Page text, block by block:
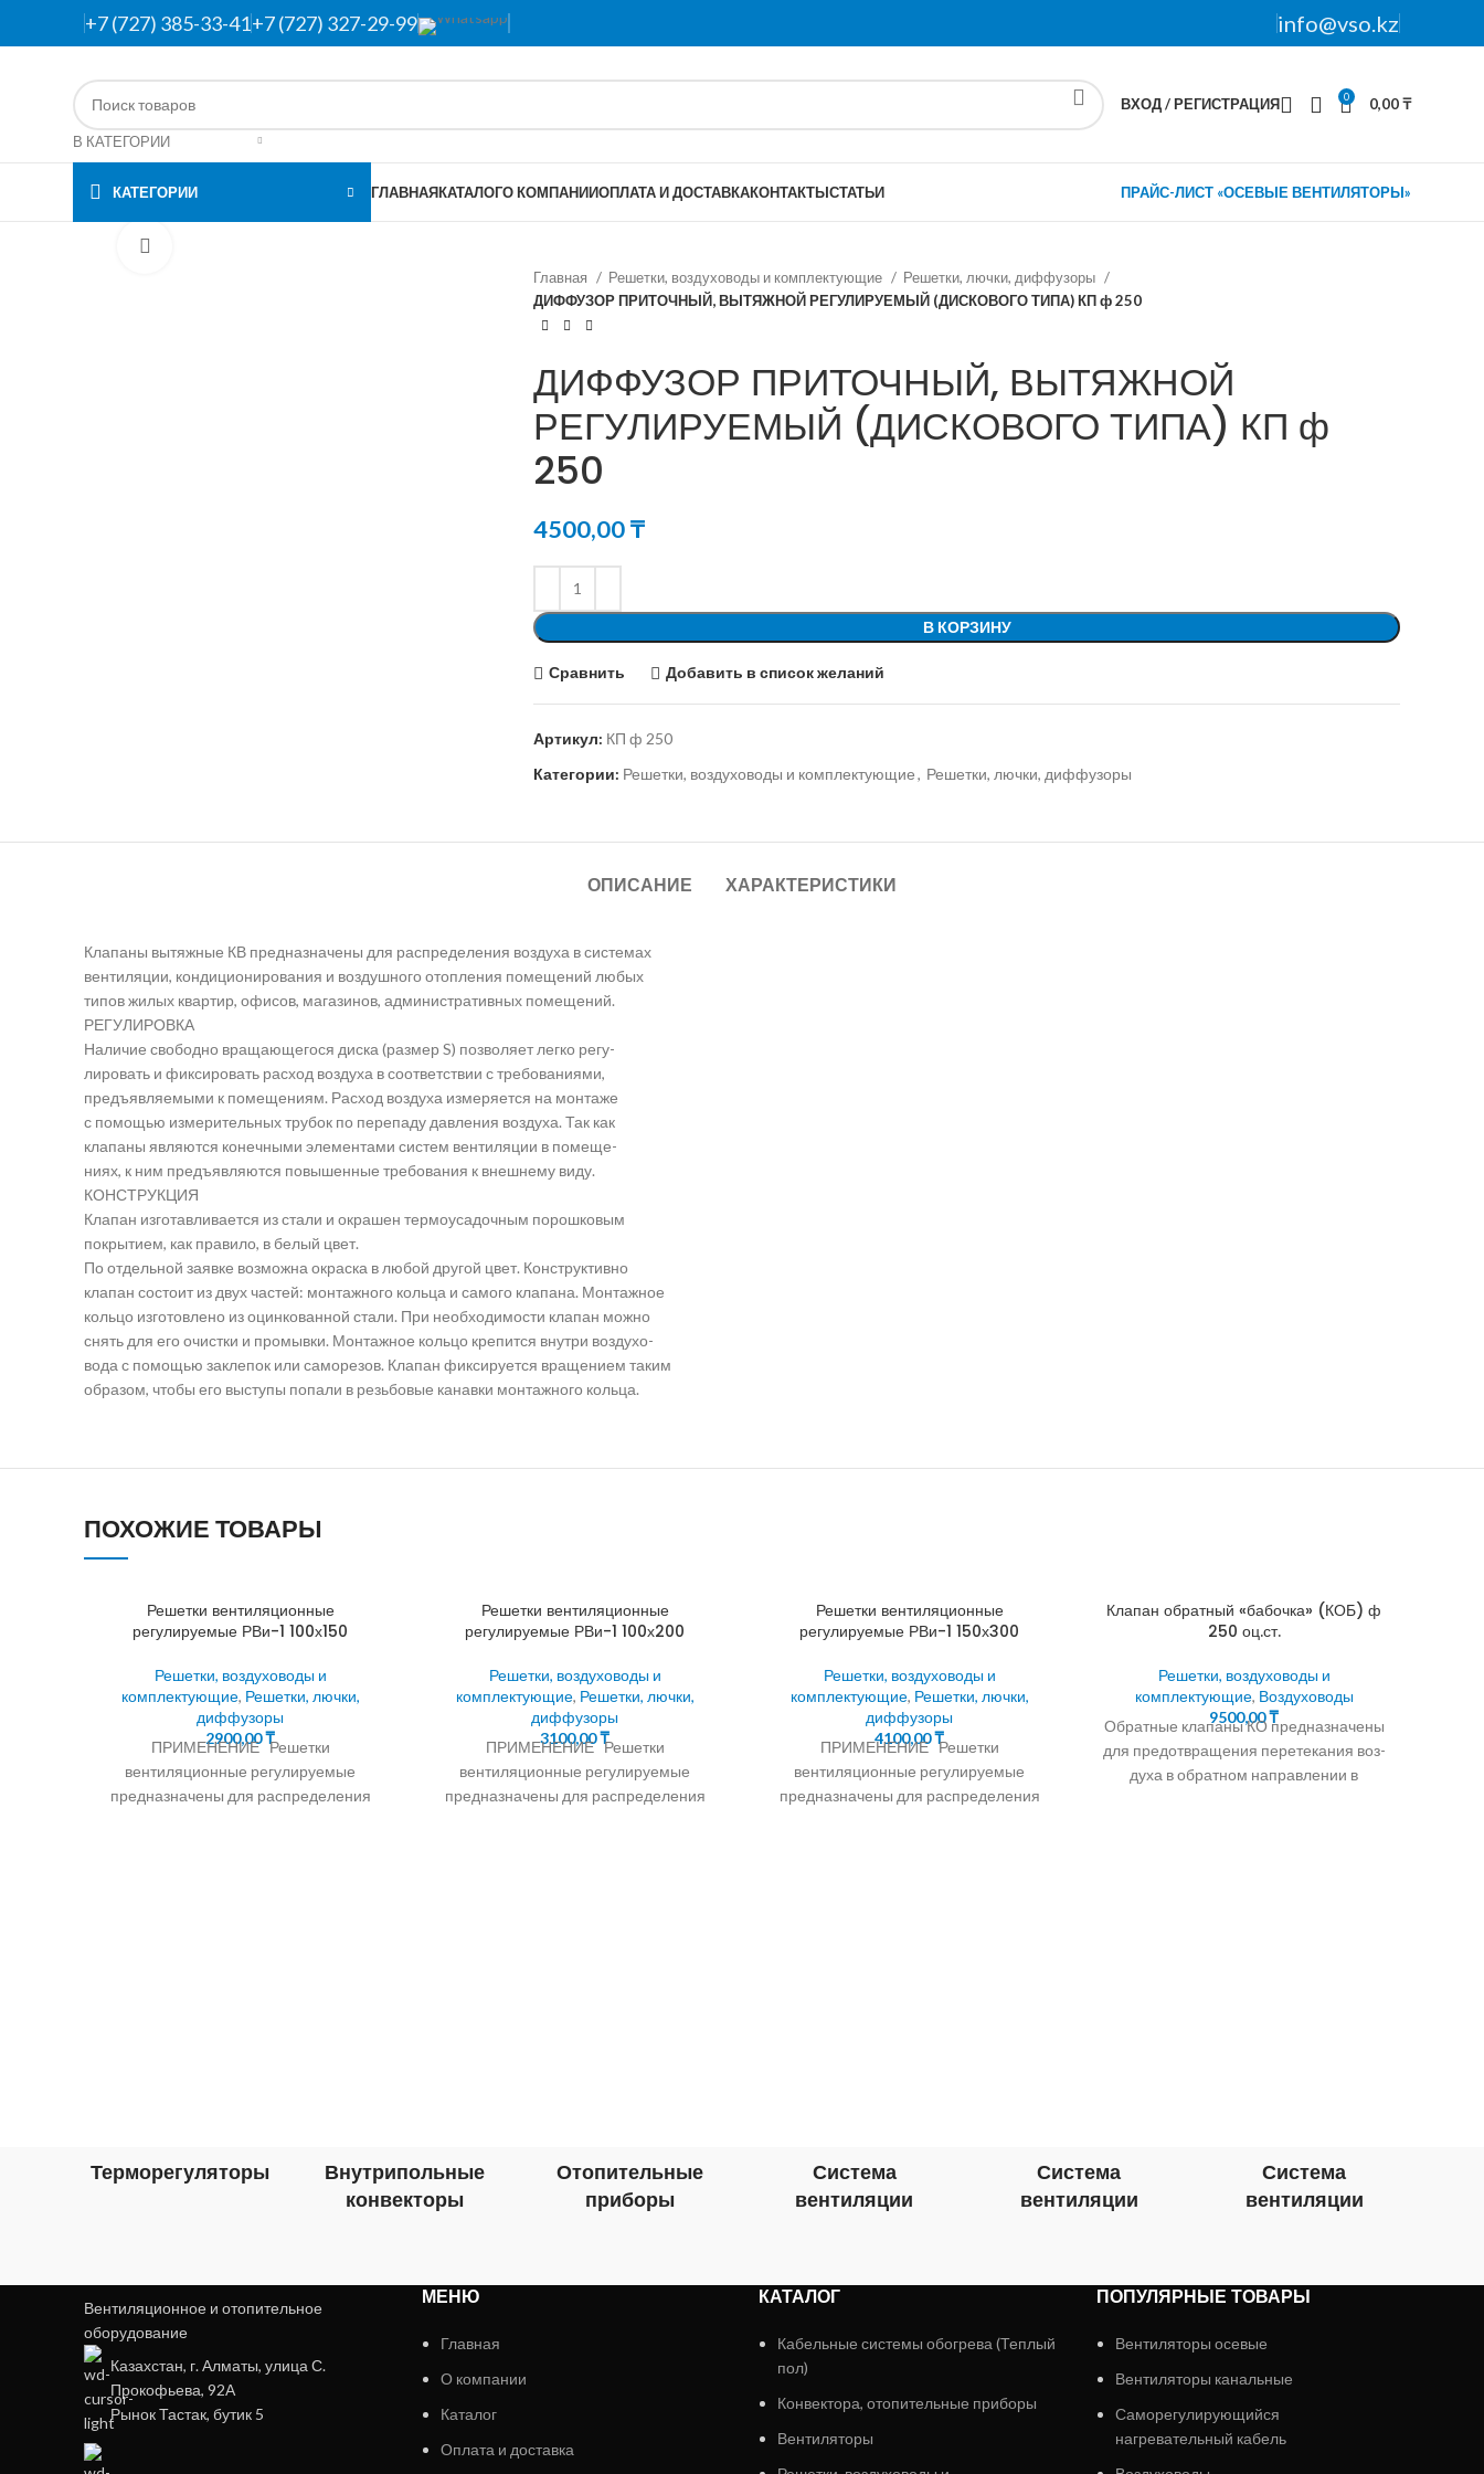
+7 (727) 385-33-41+7 (727) 327-29-99 info@vso.kz
В КАТЕГОРИИ
ВХОД / РЕГИСТРАЦИЯ 0 0,00₸
КАТЕГОРИИ ГЛАВНАЯКАТАЛОГО КОМПАНИИОПЛАТА И ДОСТАВКАКОНТАКТЫСТАТЬИ ПРАЙС-ЛИСТ «ОСЕВЫЕ ВЕНТИЛЯТОРЫ»
Главная
Решетки, воздуховоды и комплектующие
Решетки, лючки, диффузоры
ДИФФУЗОР ПРИТОЧНЫЙ, ВЫТЯЖНОЙ РЕГУЛИРУЕМЫЙ (ДИСКОВОГО ТИПА) КП ф 250
ДИФФУЗОР ПРИТОЧНЫЙ, ВЫТЯЖНОЙ
РЕГУЛИРУЕМЫЙ (ДИСКОВОГО ТИПА) КП ф
250
4500,00₸
В КОРЗИНУ
Сравнить Добавить в список желаний
Артикул: КП ф 250
Категории: Решетки, воздуховоды и комплектующие, Решетки, лючки, диффузоры
ОПИСАНИЕ ХАРАКТЕРИСТИКИ
Клапаны вытяжные КВ предназначены для распределения воздуха в системах
вентиляции, кондиционирования и воздушного отопления помещений любых
типов жилых квартир, офисов, магазинов, административных помещений.
РЕГУЛИРОВКА
Наличие свободно вращающегося диска (размер S) позволяет легко регу-
лировать и фиксировать расход воздуха в соответствии с требованиями,
предъявляемыми к помещениям. Расход воздуха измеряется на монтаже
с помощью измерительных трубок по перепаду давления воздуха. Так как
клапаны являются конечными элементами систем вентиляции в помеще-
ниях, к ним предъявляются повышенные требования к внешнему виду.
КОНСТРУКЦИЯ
Клапан изготавливается из стали и окрашен термоусадочным порошковым
покрытием, как правило, в белый цвет.
По отдельной заявке возможна окраска в любой другой цвет. Конструктивно
клапан состоит из двух частей: монтажного кольца и самого клапана. Монтажное
кольцо изготовлено из оцинкованной стали. При необходимости клапан можно
снять для его очистки и промывки. Монтажное кольцо крепится внутри воздухо-
вода с помощью заклепок или саморезов. Клапан фиксируется вращением таким
образом, чтобы его выступы попали в резьбовые канавки монтажного кольца.
ПОХОЖИЕ ТОВАРЫ
Решетки вентиляционные
регулируемые РВи-1 100х150
Решетки, воздуховоды и
комплектующие, Решетки, лючки,
диффузоры
2900,00₸
ПРИМЕНЕНИЕ Решетки
вентиляционные регулируемые
предназначены для распределения
Решетки вентиляционные
регулируемые РВи-1 100х200
Решетки, воздуховоды и
комплектующие, Решетки, лючки,
диффузоры
3100,00₸
ПРИМЕНЕНИЕ Решетки
вентиляционные регулируемые
предназначены для распределения
Решетки вентиляционные
регулируемые РВи-1 150х300
Решетки, воздуховоды и
комплектующие, Решетки, лючки,
диффузоры
4100,00₸
ПРИМЕНЕНИЕ Решетки
вентиляционные регулируемые
предназначены для распределения
Клапан обратный «бабочка» (КОБ) ф
250 оц.ст.
Решетки, воздуховоды и
комплектующие, Воздуховоды
9500,00₸
Обратные клапаны КО предназначены
для предотвращения перетекания воз-
духа в обратном направлении в
Терморегуляторы
Внутрипольные
конвекторы
Отопительные
приборы
Система
вентиляции
Система
вентиляции
Система
вентиляции
Вентиляционное и отопительное
оборудование
Казахстан, г. Алматы, улица С.
Прокофьева, 92А
Рынок Тастак, бутик 5
МЕНЮ
Главная
О компании
Каталог
Оплата и доставка
КАТАЛОГ
Кабельные системы обогрева (Теплый
пол)
Конвектора, отопительные приборы
Вентиляторы
ПОПУЛЯРНЫЕ ТОВАРЫ
Вентиляторы осевые
Вентиляторы канальные
Саморегулирующийся
нагревательный кабель